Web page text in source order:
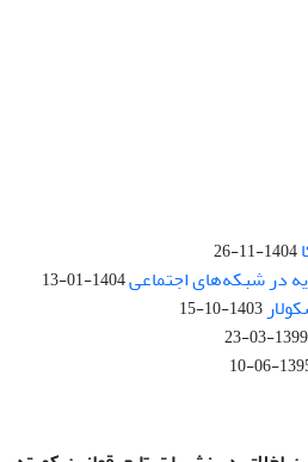
1404-11-26
در شبکه‌های اجتماعی1404-01-13
1403-10-15
1399-03-23
1395-